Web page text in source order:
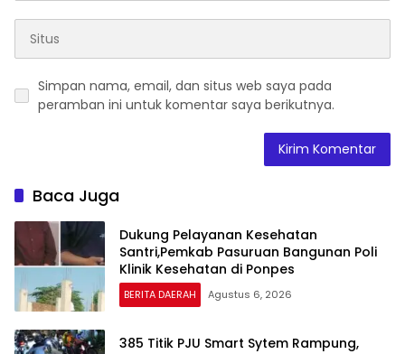
Simpan nama, email, dan situs web saya pada
peramban ini untuk komentar saya berikutnya.
Baca Juga
Dukung Pelayanan Kesehatan
Santri,Pemkab Pasuruan Bangunan Poli
Klinik Kesehatan di Ponpes
BERITA DAERAH Agustus 6, 2026
385 Titik PJU Smart Sytem Rampung,